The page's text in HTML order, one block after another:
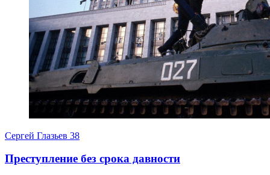
Сергей Глазьев 38
Преступление без срока давности